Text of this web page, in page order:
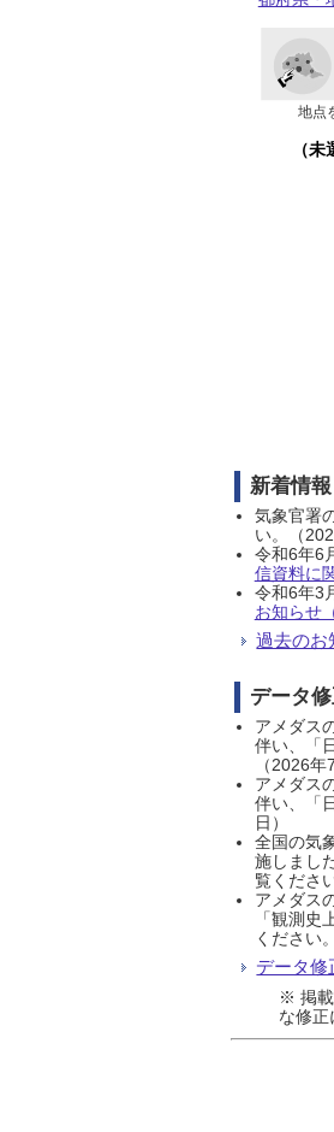
地点
（未
新着情報
気象官署
い。（
令和6年6
信資料に
令和6年3
お知らせ
過去のお
データ
アメダス
伴い、「
（2026年
アメダス
伴い、「
日）
全国の気
施しまし
覧くださ
アメダス
「観測
ください
データ修
※ 掲載
な修正